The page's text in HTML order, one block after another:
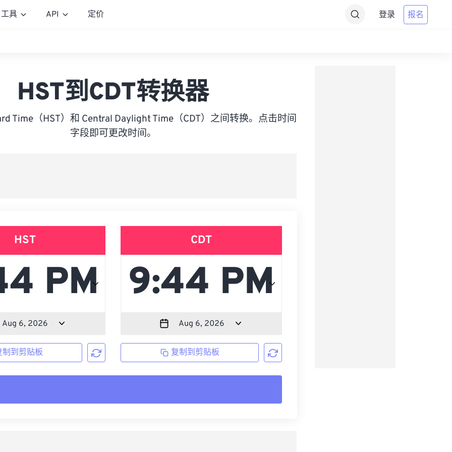
工具 API 定价 登录 报名
HST到CDT转换器
Time（HST）和 Central Daylight Time（CDT）之间转换。点击时间
字段即可更改时间。
HST
制到剪贴板
CDT
复制到剪贴板